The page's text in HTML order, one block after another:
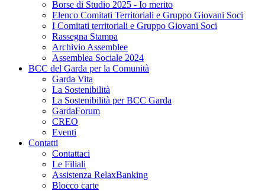
Borse di Studio 2025 - Io merito
Elenco Comitati Territoriali e Gruppo Giovani Soci
I Comitati territoriali e Gruppo Giovani Soci
Rassegna Stampa
Archivio Assemblee
Assemblea Sociale 2024
BCC del Garda per la Comunità
Garda Vita
La Sostenibilità
La Sostenibilità per BCC Garda
GardaForum
CREO
Eventi
Contatti
Contattaci
Le Filiali
Assistenza RelaxBanking
Blocco carte